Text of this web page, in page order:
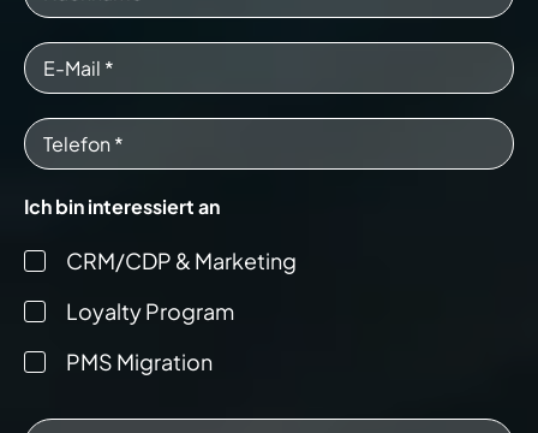
Ich bin interessiert an
CRM/CDP & Marketing
Loyalty Program
PMS Migration